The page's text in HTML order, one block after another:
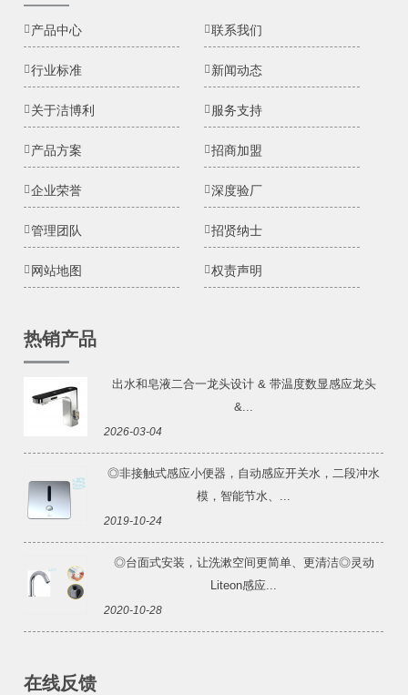
产品中心 联系我们
行业标准 新闻动态
关于洁博利 服务支持
产品方案 招商加盟
企业荣誉 深度验厂
管理团队 招贤纳士
网站地图 权责声明
热销产品
出水和皂液二合一龙头设计 & 带温度数显感应龙头
&...
2026-03-04
◎非接触式感应小便器，自动感应开关水，二段冲水
模，智能节水、...
2019-10-24
◎台面式安装，让洗漱空间更简单、更清洁◎灵动
Liteon感应...
2020-10-28
在线反馈